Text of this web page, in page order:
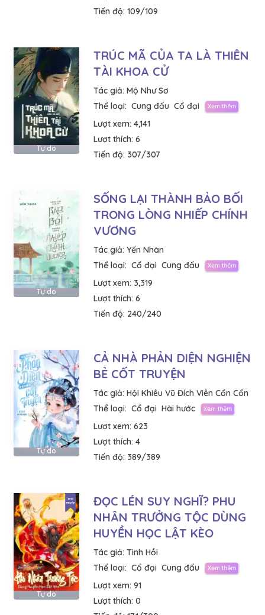
Tiến độ: 109/109
Tự do
TRÚC MÃ CỦA TA LÀ THIÊN
TÀI KHOA CỬ
Tác giả: Mộ Như Sơ
Thể loại: Cung đấu Cổ đại
Lượt xem: 4,141
Lượt thích: 6
Tiến độ: 307/307
Tự do
SỐNG LẠI THÀNH BẢO BỐI
TRONG LÒNG NHIẾP CHÍNH
VƯƠNG
Tác giả: Yến Nhàn
Thể loại: Cổ đại Cung đấu
Lượt xem: 3,319
Lượt thích: 6
Tiến độ: 240/240
Tự do
CẢ NHÀ PHẢN DIỆN NGHIỆN
BẺ CỐT TRUYỆN
Tác giả: Hội Khiêu Vũ Đích Viên Cổn Cổn
Thể loại: Cổ đại Hài hước
Lượt xem: 623
Lượt thích: 4
Tiến độ: 389/389
Tự do
ĐỌC LÉN SUY NGHĨ? PHU
NHÂN TRƯỞNG TỘC DÙNG
HUYỀN HỌC LẬT KÈO
Tác giả: Tinh Hồi
Thể loại: Cổ đại Cung đấu
Lượt xem: 91
Lượt thích: 0